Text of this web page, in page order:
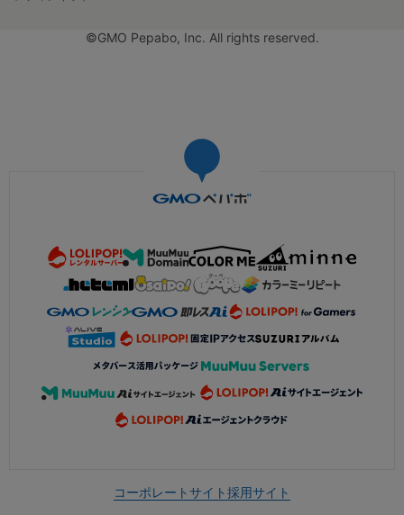
©GMO Pepabo, Inc. All rights reserved.
コーポレートサイト採用サイト